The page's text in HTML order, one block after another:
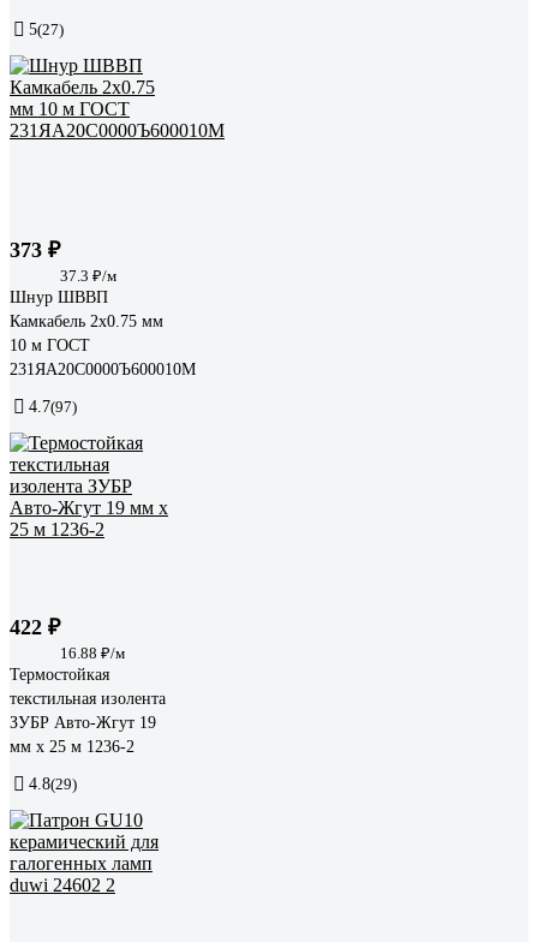
5(27)
373 ₽
37.3 ₽/м
Шнур ШВВП
Камкабель 2x0.75 мм
10 м ГОСТ
231ЯA20C0000Ъ600010М
4.7(97)
422 ₽
16.88 ₽/м
Термостойкая
текстильная изолента
ЗУБР Авто-Жгут 19
мм х 25 м 1236-2
4.8(29)